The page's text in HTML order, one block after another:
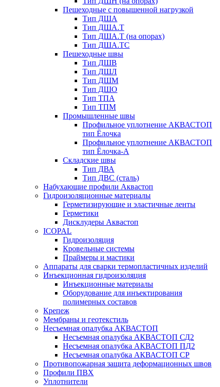
Пешеходные с повышенной нагрузкой
Тип ДША
Тип ДША.Т
Тип ДША.Т (на опорах)
Тип ДША.ТС
Пешеходные швы
Тип ДШВ
Тип ДШЛ
Тип ДШМ
Тип ДШО
Тип ТПА
Тип ТПМ
Промышленные швы
Профильное уплотнение АКВАСТОП
тип Ёлочка
Профильное уплотнение АКВАСТОП
тип Ёлочка-А
Складские швы
Тип ДВА
Тип ДВС (сталь)
Набухающие профили Аквастоп
Гидроизоляционные материалы
Герметизирующие и эластичные ленты
Герметики
Дисклудеры Аквастоп
ICOPAL
Гидроизоляция
Кровельные системы
Праймеры и мастики
Аппараты для сварки термопластичных изделий
Инъекционная гидроизоляция
Инъекционные материалы
Оборудование для инъектирования
полимерных составов
Крепеж
Мембраны и геотекстиль
Несъемная опалубка АКВАСТОП
Несъемная опалубка АКВАСТОП СД2
Несъемная опалубка АКВАСТОП ПД2
Несъемная опалубка АКВАСТОП СР
Противопожарная защита деформационных швов
Профили ПВХ
Уплотнители